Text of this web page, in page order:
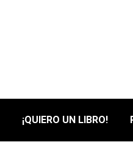
¡QUIERO UN LIBRO!